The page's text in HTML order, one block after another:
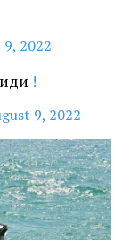
2022
!
9, 2022